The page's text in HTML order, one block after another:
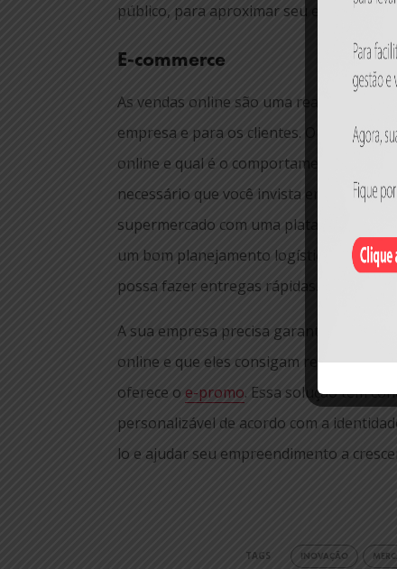
público, para aproximar seu
E-commerce
As vendas online são uma realidade e
empresa e para os clientes. O primeiro
online e qual é o comportamento do
necessário que você invista em um
supermercado com uma plataforma que
um bom planejamento logístico, para
possa fazer entregas rápidas.
A sua empresa precisa garantir que os
online e que eles consigam realizá-las
oferece o e-promo. Essa solução tem
personalizável de acordo com a
lo e ajudar seu empreendimento a
TAGS INOVAÇÃO